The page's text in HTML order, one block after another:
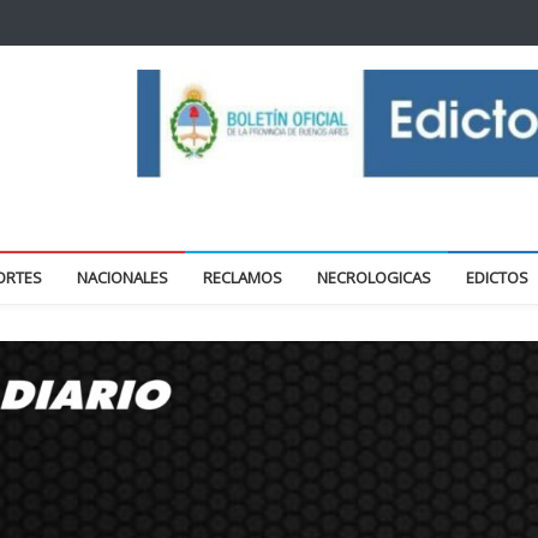
NACIONALES RECLAMOS NECROLOGICAS EDICTOS